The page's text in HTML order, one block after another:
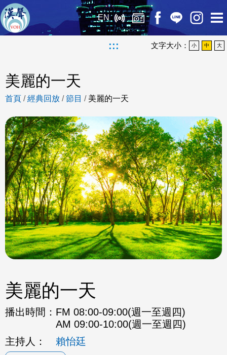
EN
::: 文字大小： 小 中 大
美麗的一天
首頁 /經典回放 /節目 / 美麗的一天
美麗的一天
播出時間： FM 08:00-09:00(週一至週四)
AM 09:00-10:00(週一至週四)
主持人：
賴怡廷